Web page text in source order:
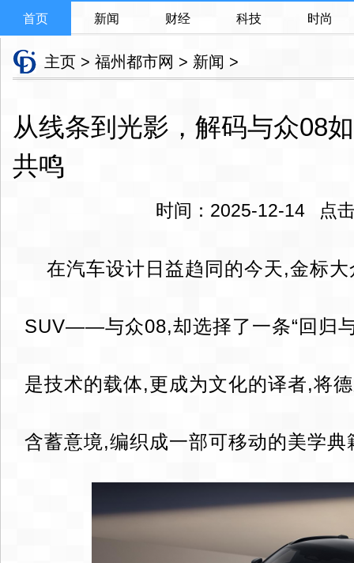
首页 新闻 财经 科技 时尚
主页 > 福州都市网 > 新闻 >
从线条到光影，解码与众08
共鸣
时间：2025-12-14 点
在汽车设计日益趋同的今天,金标
SUV——与众08,却选择了一条“回归
是技术的载体,更成为文化的译者,将
含蓄意境,编织成一部可移动的美学典